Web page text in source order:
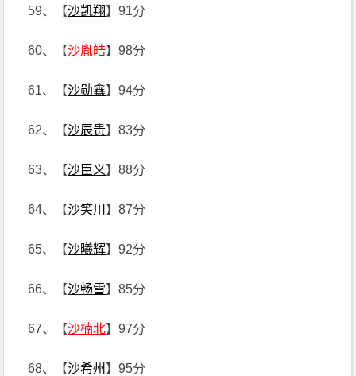
59、【沙凯翔】91分
60、【沙胤皓】98分
61、【沙勋鑫】94分
62、【沙辰贵】83分
63、【沙臣义】88分
64、【沙笑川 】87分
65、【沙曦辉】92分
66、【沙畅雪】85分
67、【沙楠北】97分
68、【沙希州 】95分